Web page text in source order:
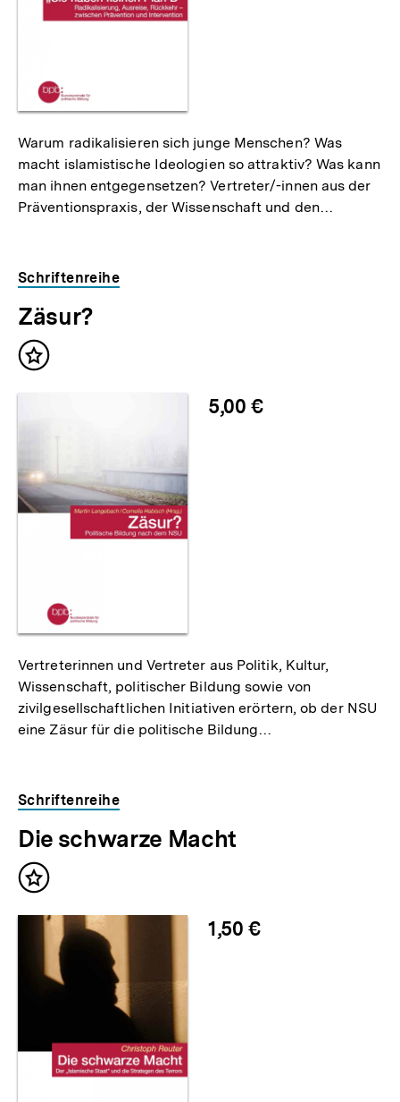
Warum radikalisieren sich junge Menschen? Was
macht islamistische Ideologien so attraktiv? Was kann
man ihnen entgegensetzen? Vertreter/-innen aus der
Präventionspraxis, der Wissenschaft und den…
Schriftenreihe
Zäsur?
Inhalt
5,00 €
Vertreterinnen und Vertreter aus Politik, Kultur,
Wissenschaft, politischer Bildung sowie von
zivilgesellschaftlichen Initiativen erörtern, ob der NSU
eine Zäsur für die politische Bildung…
Schriftenreihe
Die schwarze Macht
Inhalt
1,50 €